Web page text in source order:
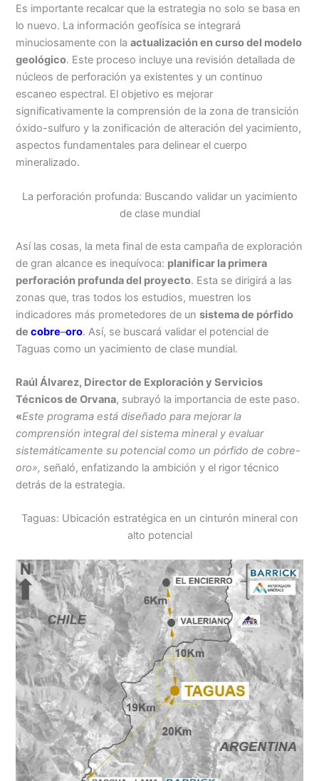
Es importante recalcar que la estrategia no solo se basa en
lo nuevo. La información geofísica se integrará
minuciosamente con laactualización en curso del modelo
geológico. Este proceso incluye una revisión detallada de
núcleos de perforación ya existentes y un continuo
escaneo espectral. El objetivo es mejorar
significativamente la comprensión de la zona de transición
óxido-sulfuro y la zonificación de alteración del yacimiento,
aspectos fundamentales para delinear el cuerpo
mineralizado.
La perforación profunda: Buscando validar un yacimiento
de clase mundial
Así las cosas, la meta final de esta campaña de exploración
de gran alcance es inequívoca: planificar la primera
perforación profunda del proyecto. Esta se dirigirá a las
zonas que, tras todos los estudios, muestren los
indicadores más prometedores de unsistema de pórfido
de cobre–oro. Así, se buscará validar el potencial de
Taguas como un yacimiento de clase mundial.
Raúl Álvarez, Director de Exploración y Servicios
Técnicos de Orvana, subrayó la importancia de este paso.
«Este programa está diseñado para mejorar la
comprensión integral del sistema mineral y evaluar
sistemáticamente su potencial como un pórfido de cobre-
oro», señaló, enfatizando la ambición y el rigor técnico
detrás de la estrategia.
Taguas: Ubicación estratégica en un cinturón mineral con
alto potencial